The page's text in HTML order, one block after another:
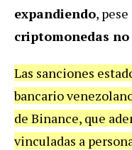
expandiendo,
criptomonedas
Las sanciones
bancario
de Binance, que
vinculadas a